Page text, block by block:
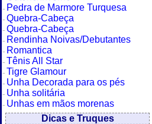
Pedra de Marmore Turquesa
Quebra-Cabeça
Quebra-Cabeça
Rendinha Noivas/Debutantes
Romantica
Tênis All Star
Tigre Glamour
Unha Decorada para os pés
Unha solitária
Unhas em mãos morenas
Dicas e Truques